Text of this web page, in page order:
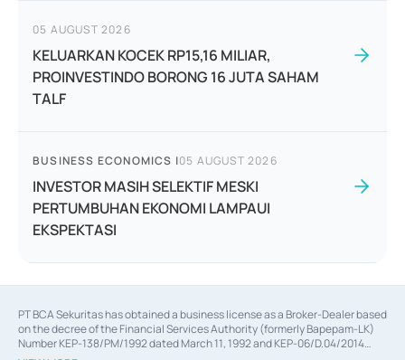
05 AUGUST 2026
KELUARKAN KOCEK RP15,16 MILIAR,
PROINVESTINDO BORONG 16 JUTA SAHAM
TALF
BUSINESS ECONOMICS |05 AUGUST 2026
INVESTOR MASIH SELEKTIF MESKI
PERTUMBUHAN EKONOMI LAMPAUI
EKSPEKTASI
PT BCA Sekuritas has obtained a business license as a Broker-Dealer based
on the decree of the Financial Services Authority (formerly Bapepam-LK)
Number KEP-138/PM/1992 dated March 11, 1992 and KEP-06/D.04/2014